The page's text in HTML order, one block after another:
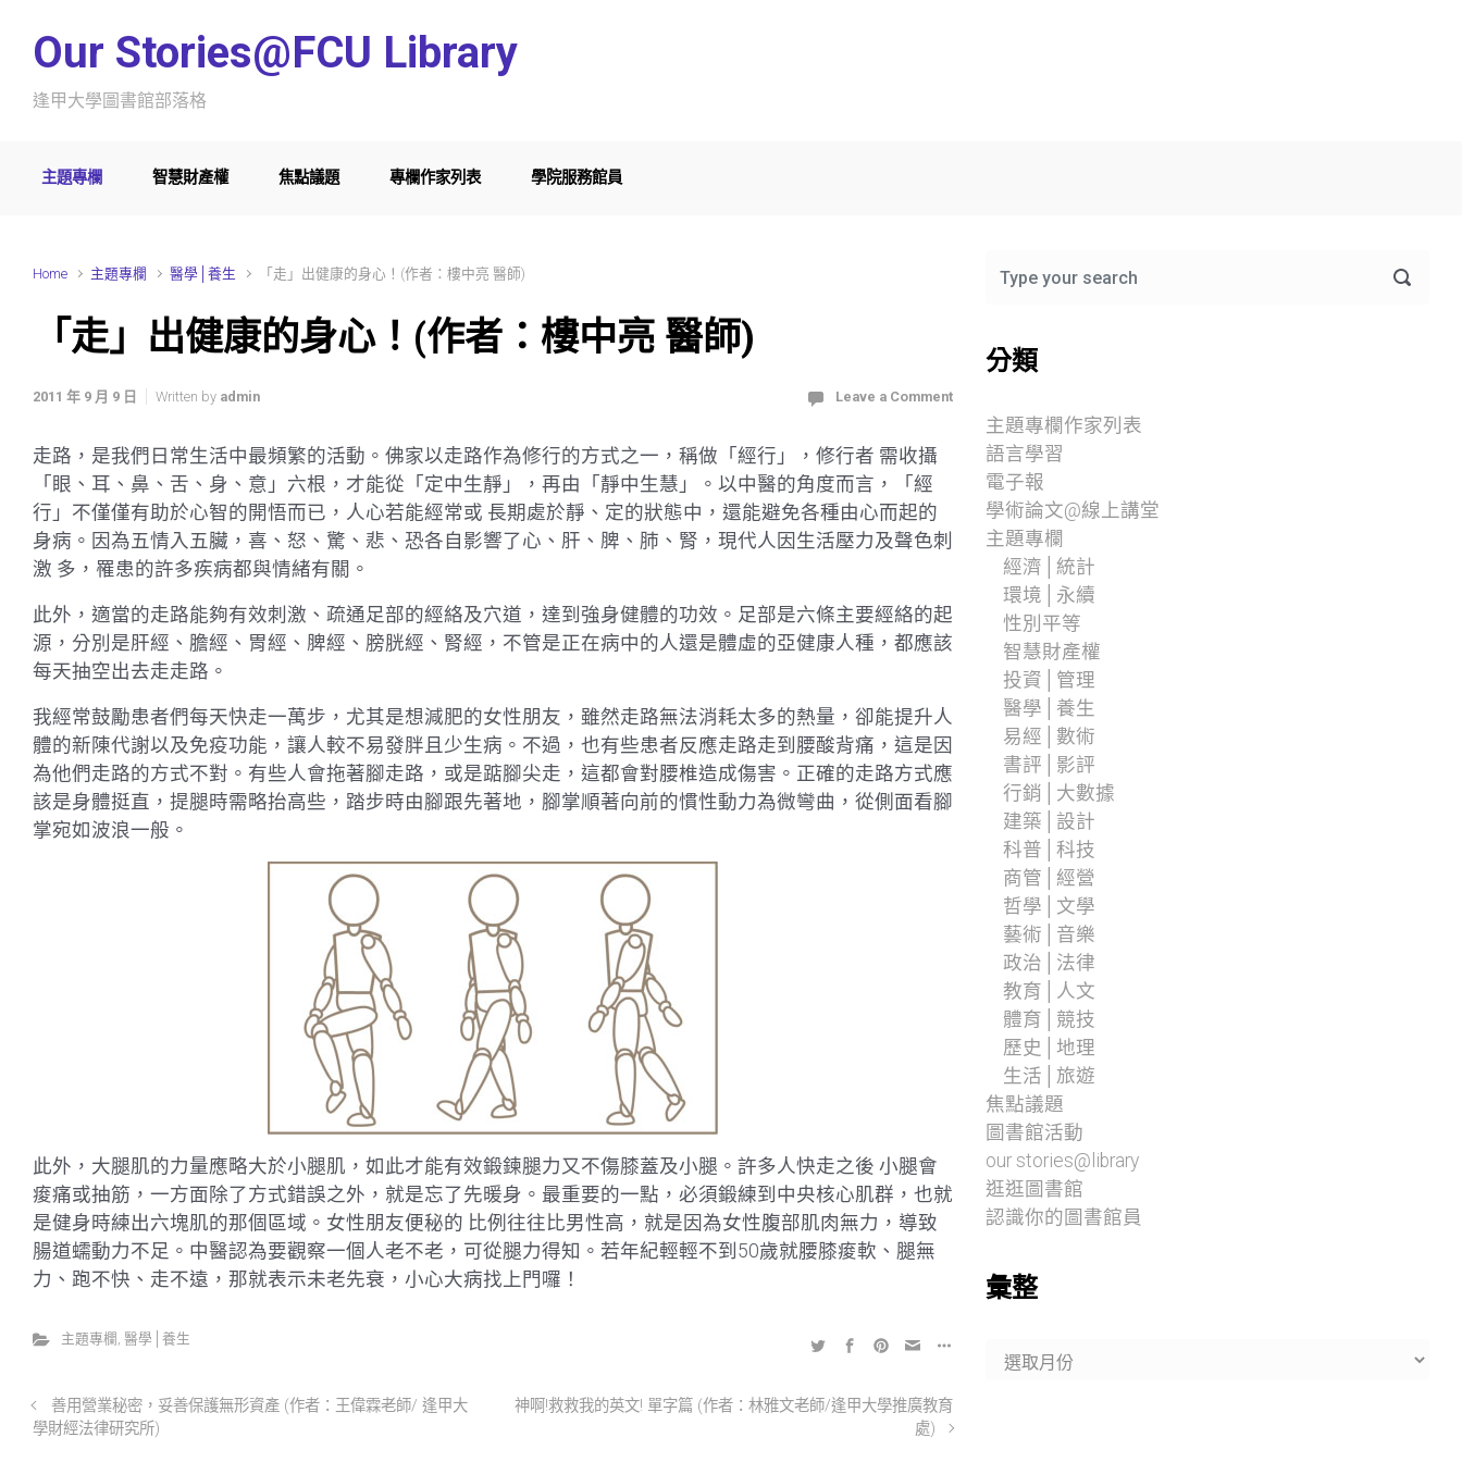
Our Stories@FCU Library
逢甲大學圖書館部落格
主題專欄 智慧財產權 焦點議題 專欄作家列表 學院服務館員
Home 主題專欄 醫學│養生 「走」出健康的身心！(作者：樓中亮 醫師)
「走」出健康的身心！(作者：樓中亮 醫師)
2011 年 9 月 9 日 Written by admin Leave a Comment
走路，是我們日常生活中最頻繁的活動。佛家以走路作為修行的方式之一，稱做「經行」，修行者 需收攝
「眼、耳、鼻、舌、身、意」六根，才能從「定中生靜」，再由「靜中生慧」。以中醫的角度而言，「經
行」不僅僅有助於心智的開悟而已，人心若能經常或 長期處於靜、定的狀態中，還能避免各種由心而起的
身病。因為五情入五臟，喜、怒、驚、悲、恐各自影響了心、肝、脾、肺、腎，現代人因生活壓力及聲色刺
激 多，罹患的許多疾病都與情緒有關。
此外，適當的走路能夠有效刺激、疏通足部的經絡及穴道，達到強身健體的功效。足部是六條主要經絡的起
源，分別是肝經、膽經、胃經、脾經、膀胱經、腎經，不管是正在病中的人還是體虛的亞健康人種，都應該
每天抽空出去走走路。
我經常鼓勵患者們每天快走一萬步，尤其是想減肥的女性朋友，雖然走路無法消耗太多的熱量，卻能提升人
體的新陳代謝以及免疫功能，讓人較不易發胖且少生病。不過，也有些患者反應走路走到腰酸背痛，這是因
為他們走路的方式不對。有些人會拖著腳走路，或是踮腳尖走，這都會對腰椎造成傷害。正確的走路方式應
該是身體挺直，提腿時需略抬高些，踏步時由腳跟先著地，腳掌順著向前的慣性動力為微彎曲，從側面看腳
掌宛如波浪一般。
此外，大腿肌的力量應略大於小腿肌，如此才能有效鍛鍊腿力又不傷膝蓋及小腿。許多人快走之後 小腿會
痠痛或抽筋，一方面除了方式錯誤之外，就是忘了先暖身。最重要的一點，必須鍛練到中央核心肌群，也就
是健身時練出六塊肌的那個區域。女性朋友便秘的 比例往往比男性高，就是因為女性腹部肌肉無力，導致
腸道蠕動力不足。中醫認為要觀察一個人老不老，可從腿力得知。若年紀輕輕不到50歲就腰膝痠軟、腿無
力、跑不快、走不遠，那就表示未老先衰，小心大病找上門囉！
主題專欄 , 醫學│養生
善用營業秘密，妥善保護無形資產 (作者：王偉霖老師/ 逢甲大
學財經法律研究所)
神啊!救救我的英文! 單字篇 (作者：林雅文老師/逢甲大學推廣教育
處)
分類
主題專欄作家列表
語言學習
電子報
學術論文@線上講堂
主題專欄
經濟│統計
環境│永續
性別平等
智慧財產權
投資│管理
醫學│養生
易經│數術
書評│影評
行銷│大數據
建築│設計
科普│科技
商管│經營
哲學│文學
藝術│音樂
政治│法律
教育│人文
體育│競技
歷史│地理
生活│旅遊
焦點議題
圖書館活動
our stories@library
逛逛圖書館
認識你的圖書館員
彙整